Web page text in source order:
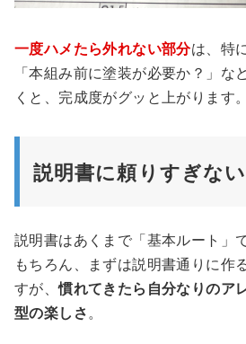
一度ハメたら外れない部分は、特
「本組み前に塗装が必要か？」な
くと、完成度がグッと上がります。
説明書に頼りすぎな
説明書はあくまで「基本ルート」で
もちろん、まずは説明書通りに作
すが、慣れてきたら自分なりのア
型の楽しさ。